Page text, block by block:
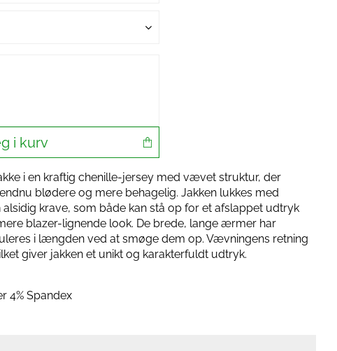
i kurv
i en kraftig chenille-jersey med vævet struktur, der
blødere og mere behagelig. Jakken lukkes med
krave, som både kan stå op for et afslappet udtryk
blazer-lignende look. De brede, lange ærmer har
i længden ved at smøge dem op. Vævningens retning
giver jakken et unikt og karakterfuldt udtryk.
4% Spandex